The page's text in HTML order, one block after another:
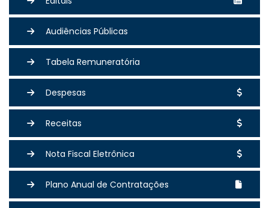
Audiências Públicas
Tabela Remuneratória
Despesas
Receitas
Nota Fiscal Eletrônica
Plano Anual de Contratações